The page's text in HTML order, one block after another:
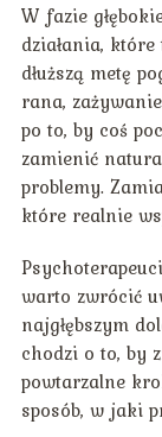
W fazie
działania,
dłuższą metę
rana,
po to, by coś
zamienić
problemy.
które realnie
warto zwrócić
najgłębszym
chodzi o to, by
powtarzalne
sposób, w jaki